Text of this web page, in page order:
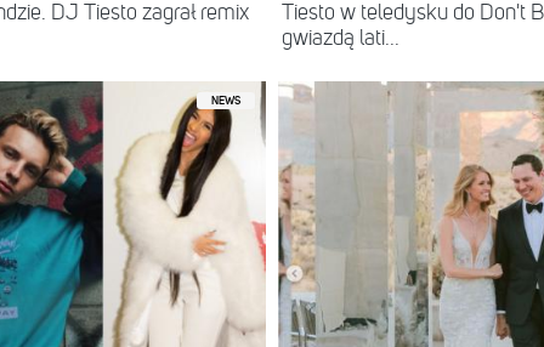
DJ Tiesto zagrał remix
Tiesto w teledysku do Don't
gwiazdą lati...
NEWS